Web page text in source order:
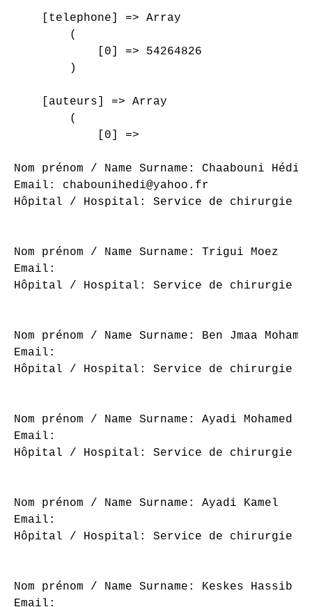
    [telephone] => Array
        (
            [0] => 54264826
        )
    [auteurs] => Array
        (
            [0] =>
Nom prénom / Name Surname: Chaabouni Hédi
Email: chabounihedi@yahoo.fr
Hôpital / Hospital: Service de chirurgie
Nom prénom / Name Surname: Trigui Moez
Email:
Hôpital / Hospital: Service de chirurgie
Nom prénom / Name Surname: Ben Jmaa
Email:
Hôpital / Hospital: Service de chirurgie
Nom prénom / Name Surname: Ayadi Mohamed
Email:
Hôpital / Hospital: Service de chirurgie
Nom prénom / Name Surname: Ayadi Kamel
Email:
Hôpital / Hospital: Service de chirurgie
Nom prénom / Name Surname: Keskes Hassib
Email: